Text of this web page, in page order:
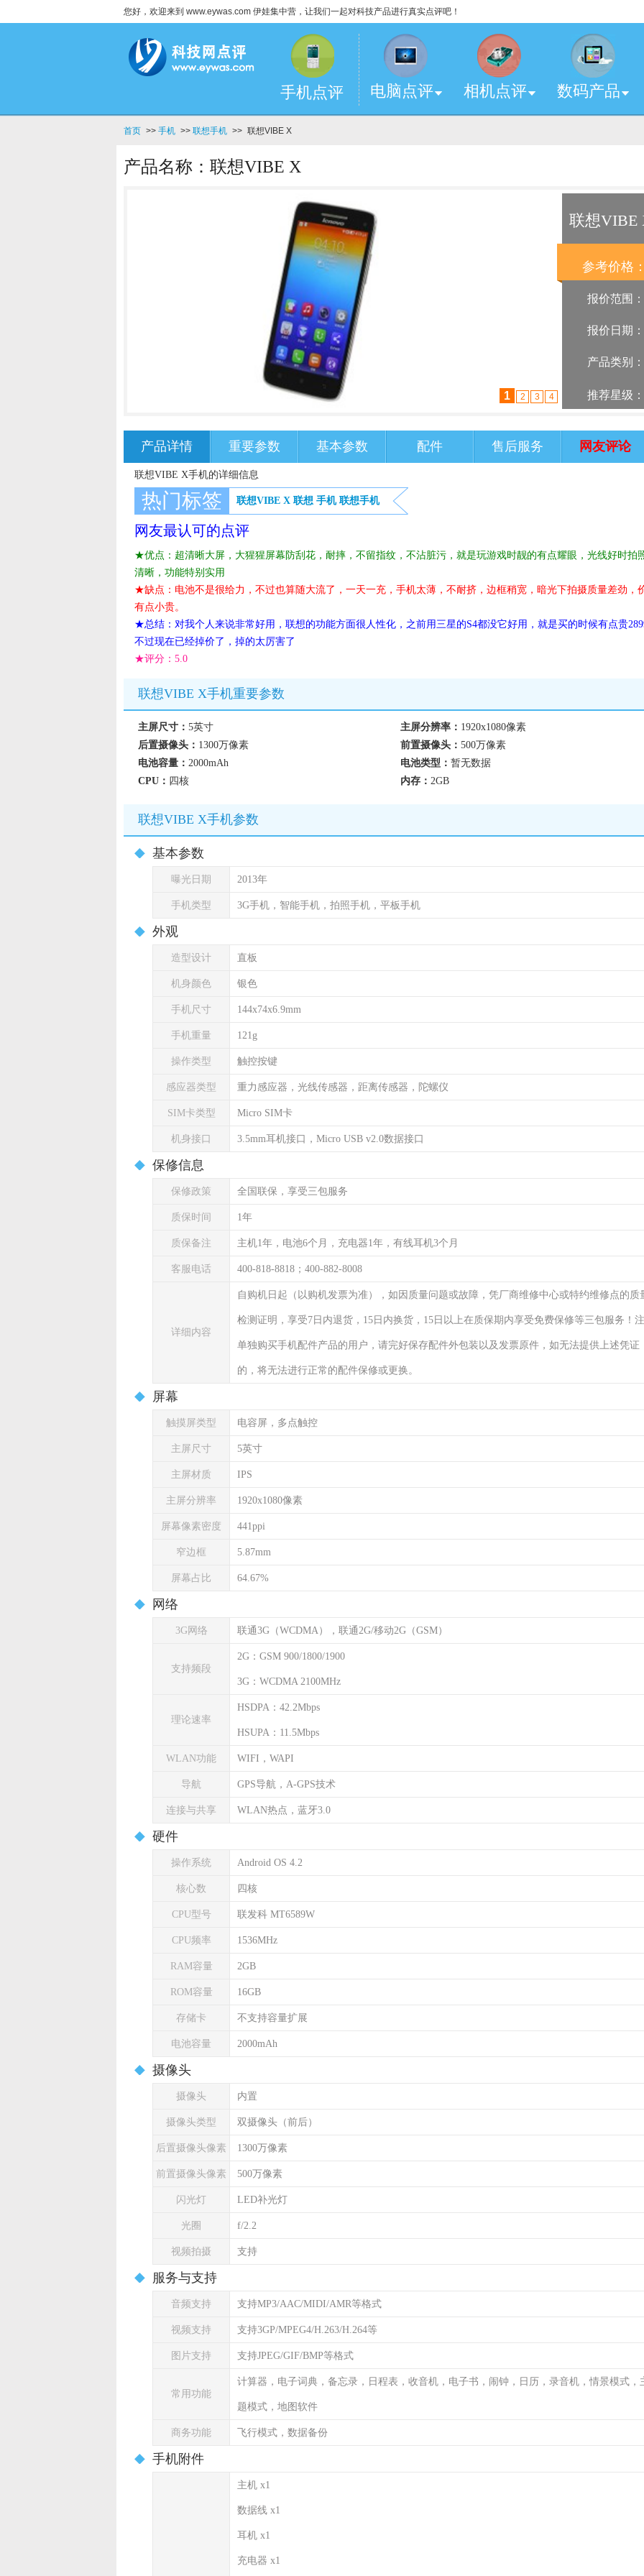
您好，欢迎来到 www.eywas.com 伊娃集中营，让我们一起对科技产品进行真实点评吧！
手机点评 电脑点评 相机点评 数码产品
首页 >> 手机 >> 联想手机 >> 联想VIBE X
产品名称：联想VIBE X
1 2 3 4
联想VIBE
参考价格
报价范围：
报价日期：
产品类别：
推荐星级：
产品详情 重要参数 基本参数 配件 售后服务 网友评论
联想VIBE X手机的详细信息
热门标签 联想VIBE X 联想 手机 联想手机
网友最认可的点评
★优点：超清晰大屏，大猩猩屏幕防刮花，耐摔，不留指纹，不沾脏污，就是玩游戏时靓的有点耀眼，光线好时拍
清晰，功能特别实用
★缺点：电池不是很给力，不过也算随大流了，一天一充，手机太薄，不耐挤，边框稍宽，暗光下拍摄质量差劲，
有点小贵。
★总结：对我个人来说非常好用，联想的功能方面很人性化，之前用三星的S4都没它好用，就是买的时候有点贵
不过现在已经掉价了，掉的太厉害了
★评分： 5.0
联想VIBE X手机重要参数
主屏尺寸： 5英寸 主屏分辨率： 1920x1080像素
后置摄像头： 1300万像素 前置摄像头： 500万像素
电池容量： 2000mAh 电池类型： 暂无数据
CPU： 四核 内存： 2GB
联想VIBE X手机参数
基本参数
曝光日期 2013年
手机类型 3G手机，智能手机，拍照手机，平板手机
外观
造型设计 直板
机身颜色 银色
手机尺寸 144x74x6.9mm
手机重量 121g
操作类型 触控按键
感应器类型 重力感应器，光线传感器，距离传感器，陀螺仪
SIM卡类型 Micro SIM卡
机身接口 3.5mm耳机接口，Micro USB v2.0数据接口
保修信息
保修政策 全国联保，享受三包服务
质保时间 1年
质保备注 主机1年，电池6个月，充电器1年，有线耳机3个月
客服电话 400-818-8818；400-882-8008
详细内容
自购机日起（以购机发票为准），如因质量问题或故障，凭厂商维修中心或特约维修点的质
检测证明，享受7日内退货，15日内换货，15日以上在质保期内享受免费保修等三包服务！
单独购买手机配件产品的用户，请完好保存配件外包装以及发票原件，如无法提供上述凭证
的，将无法进行正常的配件保修或更换。
屏幕
触摸屏类型 电容屏，多点触控
主屏尺寸 5英寸
主屏材质 IPS
主屏分辨率 1920x1080像素
屏幕像素密度 441ppi
窄边框 5.87mm
屏幕占比 64.67%
网络
3G网络 联通3G（WCDMA），联通2G/移动2G（GSM）
支持频段
2G：GSM 900/1800/1900
3G：WCDMA 2100MHz
理论速率
HSDPA：42.2Mbps
HSUPA：11.5Mbps
WLAN功能 WIFI，WAPI
导航 GPS导航，A-GPS技术
连接与共享 WLAN热点，蓝牙3.0
硬件
操作系统 Android OS 4.2
核心数 四核
CPU型号 联发科 MT6589W
CPU频率 1536MHz
RAM容量 2GB
ROM容量 16GB
存储卡 不支持容量扩展
电池容量 2000mAh
摄像头
摄像头 内置
摄像头类型 双摄像头（前后）
后置摄像头像素 1300万像素
前置摄像头像素 500万像素
闪光灯 LED补光灯
光圈 f/2.2
视频拍摄 支持
服务与支持
音频支持 支持MP3/AAC/MIDI/AMR等格式
视频支持 支持3GP/MPEG4/H.263/H.264等
图片支持 支持JPEG/GIF/BMP等格式
常用功能
计算器，电子词典，备忘录，日程表，收音机，电子书，闹钟，日历，录音机，情景模式，
题模式，地图软件
商务功能 飞行模式，数据备份
手机附件
主机 x1
数据线 x1
耳机 x1
充电器 x1